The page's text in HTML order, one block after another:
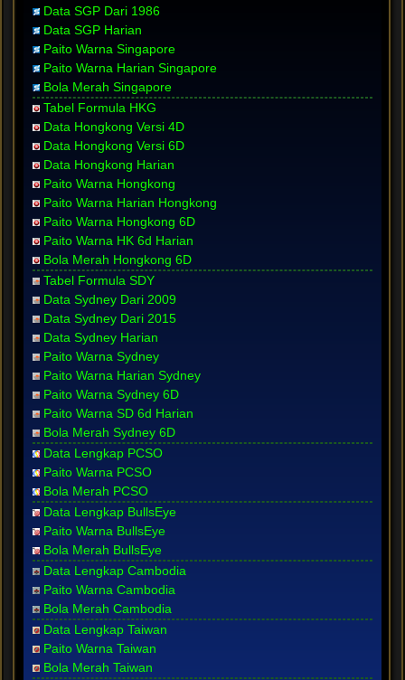
Data SGP Dari 1986
Data SGP Harian
Paito Warna Singapore
Paito Warna Harian Singapore
Bola Merah Singapore
Tabel Formula HKG
Data Hongkong Versi 4D
Data Hongkong Versi 6D
Data Hongkong Harian
Paito Warna Hongkong
Paito Warna Harian Hongkong
Paito Warna Hongkong 6D
Paito Warna HK 6d Harian
Bola Merah Hongkong 6D
Tabel Formula SDY
Data Sydney Dari 2009
Data Sydney Dari 2015
Data Sydney Harian
Paito Warna Sydney
Paito Warna Harian Sydney
Paito Warna Sydney 6D
Paito Warna SD 6d Harian
Bola Merah Sydney 6D
Data Lengkap PCSO
Paito Warna PCSO
Bola Merah PCSO
Data Lengkap BullsEye
Paito Warna BullsEye
Bola Merah BullsEye
Data Lengkap Cambodia
Paito Warna Cambodia
Bola Merah Cambodia
Data Lengkap Taiwan
Paito Warna Taiwan
Bola Merah Taiwan